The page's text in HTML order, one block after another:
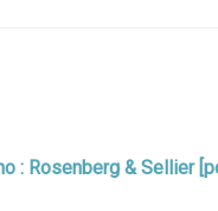
Rosenberg & Sellier